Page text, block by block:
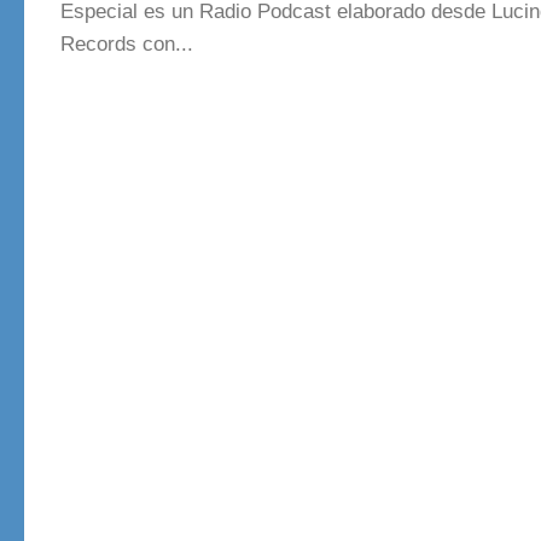
Especial es un Radio Podcast elaborado desde
Records con...